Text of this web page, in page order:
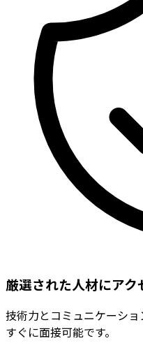
厳選された人材にアク
技術力とコミュニケーショ
すぐに面接可能です。